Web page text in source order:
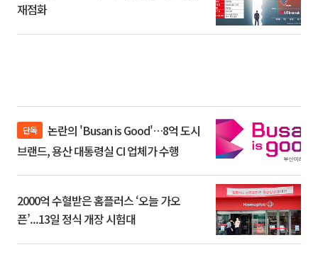
재점화
단독
브랜드, 용산 대통령실 CI 업체가 수행
2000억 수혈받은 홈플러스 ‘오늘 가오
픈’...13일 정식 개장 시험대